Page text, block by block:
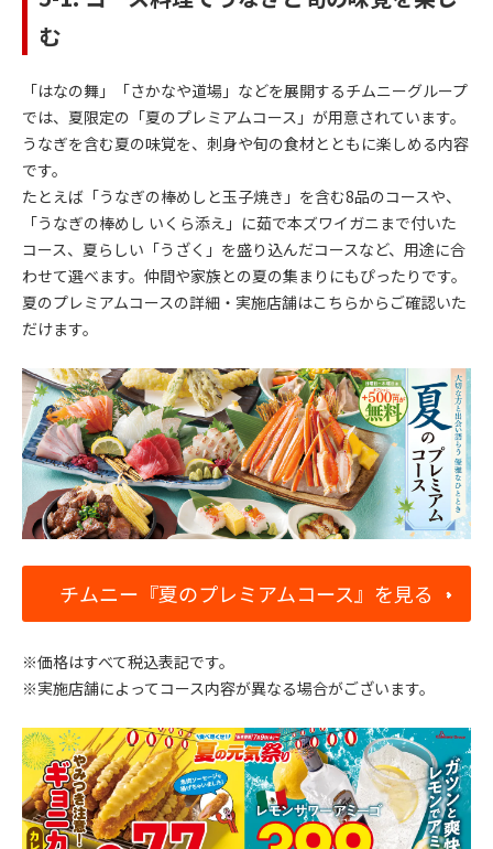
む
「はなの舞」「さかなや道場」などを展開するチムニーグループ
では、夏限定の「夏のプレミアムコース」が用意されています。
うなぎを含む夏の味覚を、刺身や旬の食材とともに楽しめる内容
です。
たとえば「うなぎの棒めしと玉子焼き」を含む8品のコースや、
「うなぎの棒めし いくら添え」に茹で本ズワイガニまで付いた
コース、夏らしい「うざく」を盛り込んだコースなど、用途に合
わせて選べます。仲間や家族との夏の集まりにもぴったりです。
夏のプレミアムコースの詳細・実施店舗はこちらからご確認いた
だけます。
チムニー『夏のプレミアムコース』を見る
※価格はすべて税込表記です。
※実施店舗によってコース内容が異なる場合がございます。